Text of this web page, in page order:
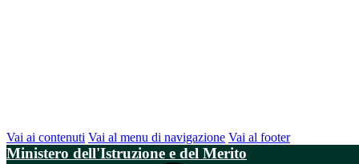
Vai ai contenuti Vai al menu di navigazione Vai al footer
Ministero dell'Istruzione e del Merito